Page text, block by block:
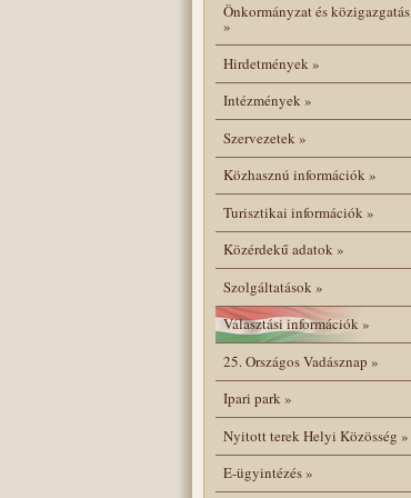
Önkormányzat és közigazgatás
»
Hirdetmények»
Intézmények»
Szervezetek»
Közhasznú információk»
Turisztikai információk»
Közérdekű adatok»
Szolgáltatások»
Választási információk»
25. Országos Vadásznap »
Ipari park»
Nyitott terek Helyi Közösség »
E-ügyintézés»